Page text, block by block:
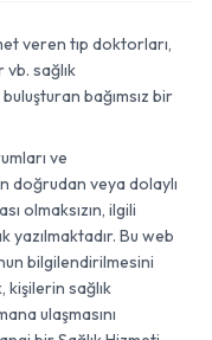
veren tıp doktorları,
sağlık
bağımsız bir
ve
doğrudan veya dolaylı
olmaksızın, ilgili
yazılmaktadır. Bu web
bilgilendirilmesini
kişilerin sağlık
ulaşmasını